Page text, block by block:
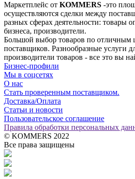
Маркетплейс от KOMMERS -это
осуществляются сделки между
разных сферах деятельности: товары
бизнеса, производители.
Большой выбор товаров по отличным
поставщиков. Разнообразные услуги
производители товаров - все это вы
Бизнес-профили
Мы в соцсетях
О нас
Стать проверенным поставщиком.
Доставка/Оплата
Статьи и новости
Пользовательское соглашение
Правила обработки персональных
© KOMMERS 2022
Все права защищены